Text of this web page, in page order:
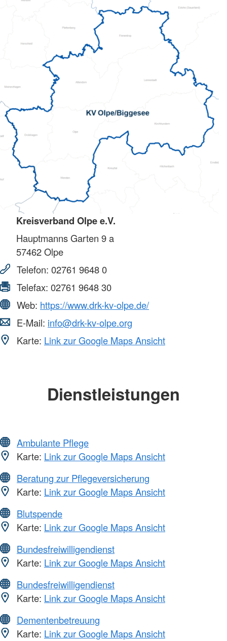
Kreisverband Olpe e.V.
Hauptmanns Garten 9 a
57462Olpe
Telefon: 02761 9648 0
Telefax: 02761 9648 30
Web: https://www.drk-kv-olpe.de/
E-Mail: info@drk-kv-olpe.org
Karte: Link zur Google Maps Ansicht
Dienstleistungen
Ambulante Pflege
Karte: Link zur Google Maps Ansicht
Beratung zur Pflegeversicherung
Karte: Link zur Google Maps Ansicht
Blutspende
Karte: Link zur Google Maps Ansicht
Bundesfreiwilligendienst
Karte: Link zur Google Maps Ansicht
Bundesfreiwilligendienst
Karte: Link zur Google Maps Ansicht
Dementenbetreuung
Karte: Link zur Google Maps Ansicht